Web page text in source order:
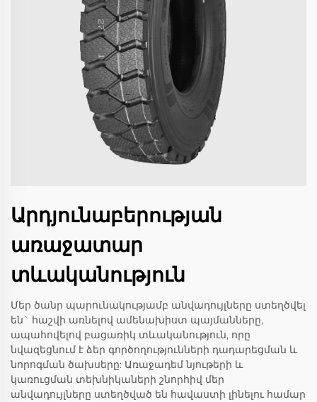
Արդյունաբերության
առաջատար
տևականություն
Մեր ծանր պարունակությամբ անվադույլները ստեղծվել
են` հաշվի առնելով ամենախիստ պայմանները,
ապահովելով բացառիկ տևականություն, որը
նվազեցնում է ձեր գործողությունների դադարեցման և
նորոգման ծախսերը: Առաջադեմ նյութերի և
կառուցման տեխնիկաների շնորհիվ մեր
անվադույլները ստեղծված են հավաստի լինելու համար